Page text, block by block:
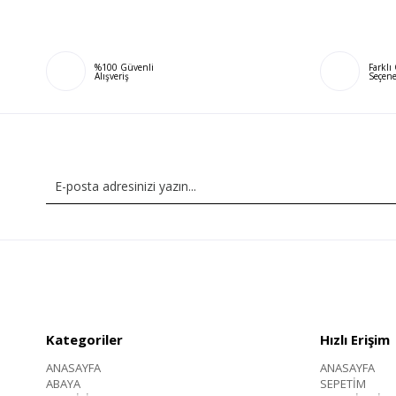
%100 Güvenli
Alışveriş
Farklı
Kategoriler
ANASAYFA
ABAYA
Hızlı Erişim
ANASAYFA
SEPETİM